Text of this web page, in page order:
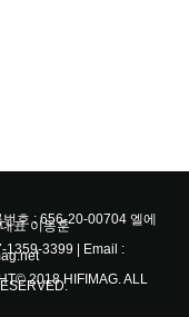
번호 : 656-20-00704 엘에
표 이동훈
1359-3399 | Email :
2018 HIFIMAG. ALL